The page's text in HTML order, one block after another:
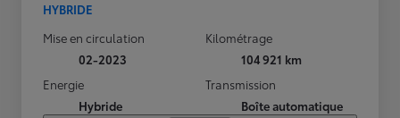
HYBRIDE
Mise en circulation
02-2023
Kilométrage
104 921 km
Energie
Hybride
Transmission
Boîte automatique